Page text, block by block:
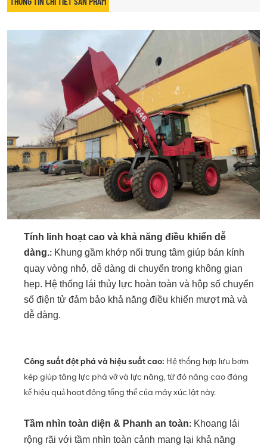
Tính linh hoạt cao và khả năng điều khiển dễ
dàng.: Khung gầm khớp nối trung tâm giúp bán kính
quay vòng nhỏ, dễ dàng di chuyển trong không gian
hẹp. Hệ thống lái thủy lực hoàn toàn và hộp số chuyển
số điện tử đảm bảo khả năng điều khiển mượt mà và
dễ dàng.
Công suất đột phá và hiệu suất cao: Hệ thống hợp lưu bơm
kép giúp tăng lực phá vỡ và lực nâng, từ đó nâng cao đáng
kể hiệu quả hoạt động tổng thể của máy xúc lật này.
Tầm nhìn toàn diện & Phanh an toàn: Khoang lái
rộng rãi với tầm nhìn toàn cảnh mang lại khả năng